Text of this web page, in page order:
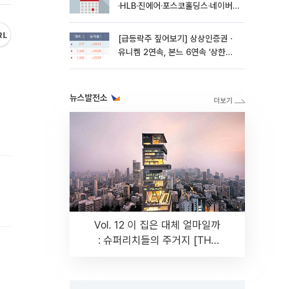
·HLB·진에어·포스코홀딩스·네이버·
[급등락주 짚어보기] 상상인증권ㆍ
유니켐 2연속, 본느 6연속 ‘상한
뉴스발전소
Vol. 12 이 집은 대체 얼마일까
: 슈퍼리치들의 주거지 [THE